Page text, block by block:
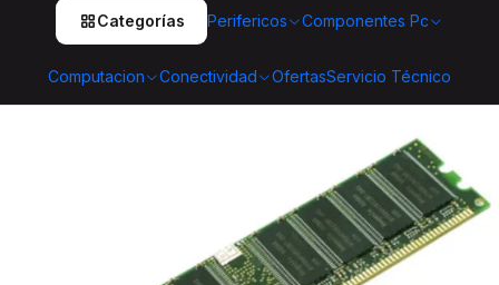
Categorías Perifericos Componentes Pc
Computacion Conectividad OfertasServicio Técnico